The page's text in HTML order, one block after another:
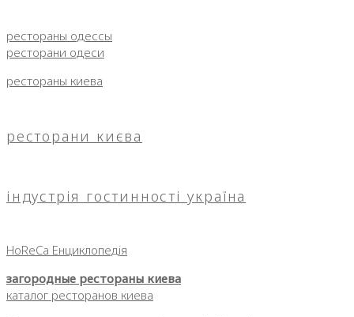
рестораны одессы
ресторани одеси
рестораны киева
ресторани києва
індустрія гостинності україна
HoReCa Енциклопедія
загородные рестораны киева
каталог ресторанов киева